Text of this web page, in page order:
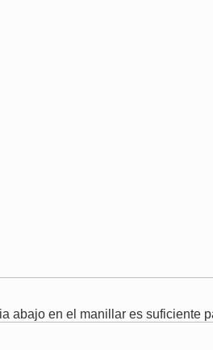
abajo en el manillar es suficiente